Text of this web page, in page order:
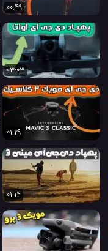
00:49
03:03
01:29
01:14